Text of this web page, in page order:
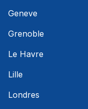
Geneve
Grenoble
Le Havre
Lille
Londres